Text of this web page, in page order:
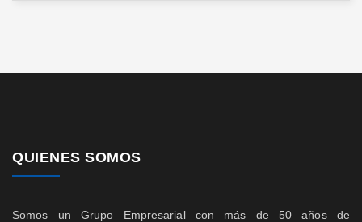
QUIENES SOMOS
Somos un Grupo Empresarial con más de 50 años de